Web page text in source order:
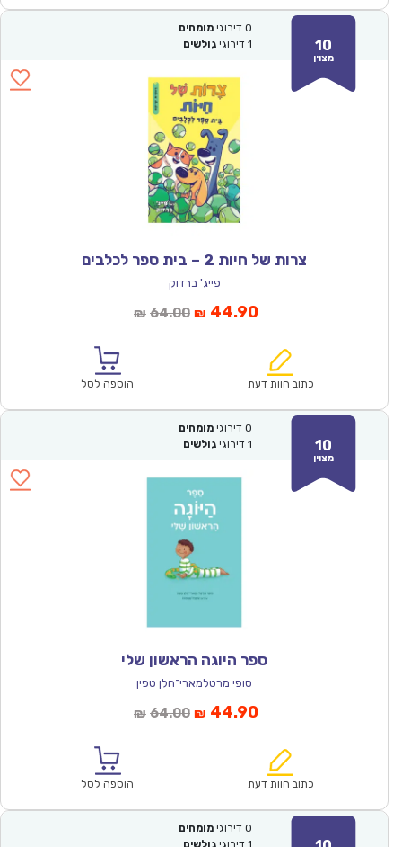
10
מצוין
0 דירוגי מומחים
1 דירוגי גולשים
צרות של חיות 2 – בית ספר לכלבים
פייג' ברדוק
₪ 64.00המחיר
₪64.00.
₪ 44.90המחיר
הוא:
כתוב חוות דעת הוספה לסל
10
מצוין
0 דירוגי מומחים
1 דירוגי גולשים
ספר היוגה הראשון שלי
סופי מרטלמארי־הלן טפין
₪ 64.00המחיר
₪64.00.
₪ 44.90המחיר
הוא:
כתוב חוות דעת הוספה לסל
0 דירוגי מומחים
1 דירוגי גולשים